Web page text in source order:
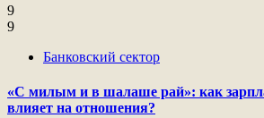
9
9
Банковский сектор
«С милым и в шалаше рай»: как
влияет на отношения?